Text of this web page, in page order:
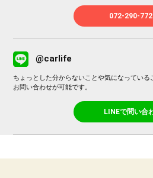
072-290-
@carlife
ちょっとした分からないことや気になってい
お問い合わせが可能です。
LINEで問い合